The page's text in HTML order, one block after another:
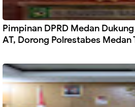
Pimpinan DPRD Medan
AT, Dorong Polrestabes Medan